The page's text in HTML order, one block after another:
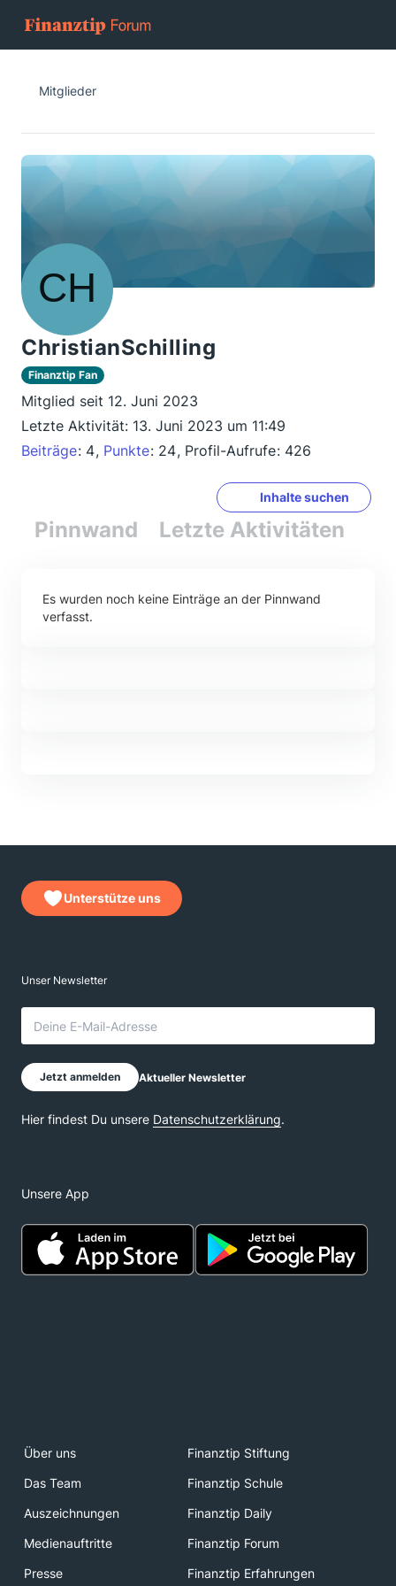
Mitglieder
ChristianSchilling
Finanztip Fan
Mitglied seit 12. Juni 2023
Letzte Aktivität: 13. Juni 2023 um 11:49
Beiträge 4 Punkte 24 Profil-Aufrufe 426
Inhalte suchen
Pinnwand Letzte Aktivitäten
Es wurden noch keine Einträge an der Pinnwand
verfasst.
Unterstütze uns
Unsere App
Über uns
Finanztip Stiftung
Das Team
Finanztip Schule
Auszeichnungen
Finanztip Daily
Medienauftritte
Finanztip Forum
Presse
Finanztip Erfahrungen